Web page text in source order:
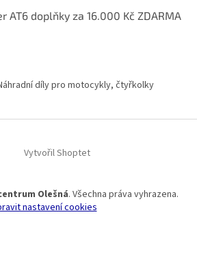
AT6 doplňky za 16.000 Kč ZDARMA
díly pro motocykly, čtyřkolky
Vytvořil Shoptet
Olešná. Všechna práva vyhrazena.
nastavení cookies